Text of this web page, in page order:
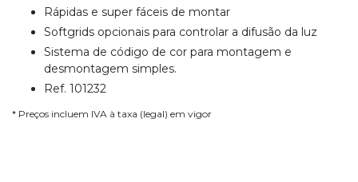
Rápidas e super fáceis de montar
Softgrids opcionais para controlar a difusão da luz
Sistema de código de cor para montagem e
desmontagem simples.
Ref. 101232
* Preços incluem IVA à taxa (legal) em vigor